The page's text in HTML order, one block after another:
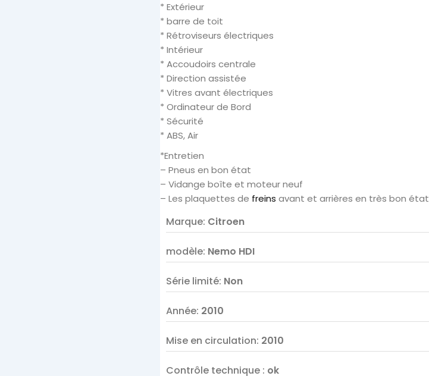
* Extérieur
* barre de toit
* Rétroviseurs électriques
* Intérieur
* Accoudoirs centrale
* Direction assistée
* Vitres avant électriques
* Ordinateur de Bord
* Sécurité
* ABS, Air
*Entretien
– Pneus en bon état
– Vidange boîte et moteur neuf
– Les plaquettes de freins avant et arrières en très bon état
Marque: Citroen
modèle: Nemo HDI
Série limité: Non
Année: 2010
Mise en circulation: 2010
Contrôle technique : ok